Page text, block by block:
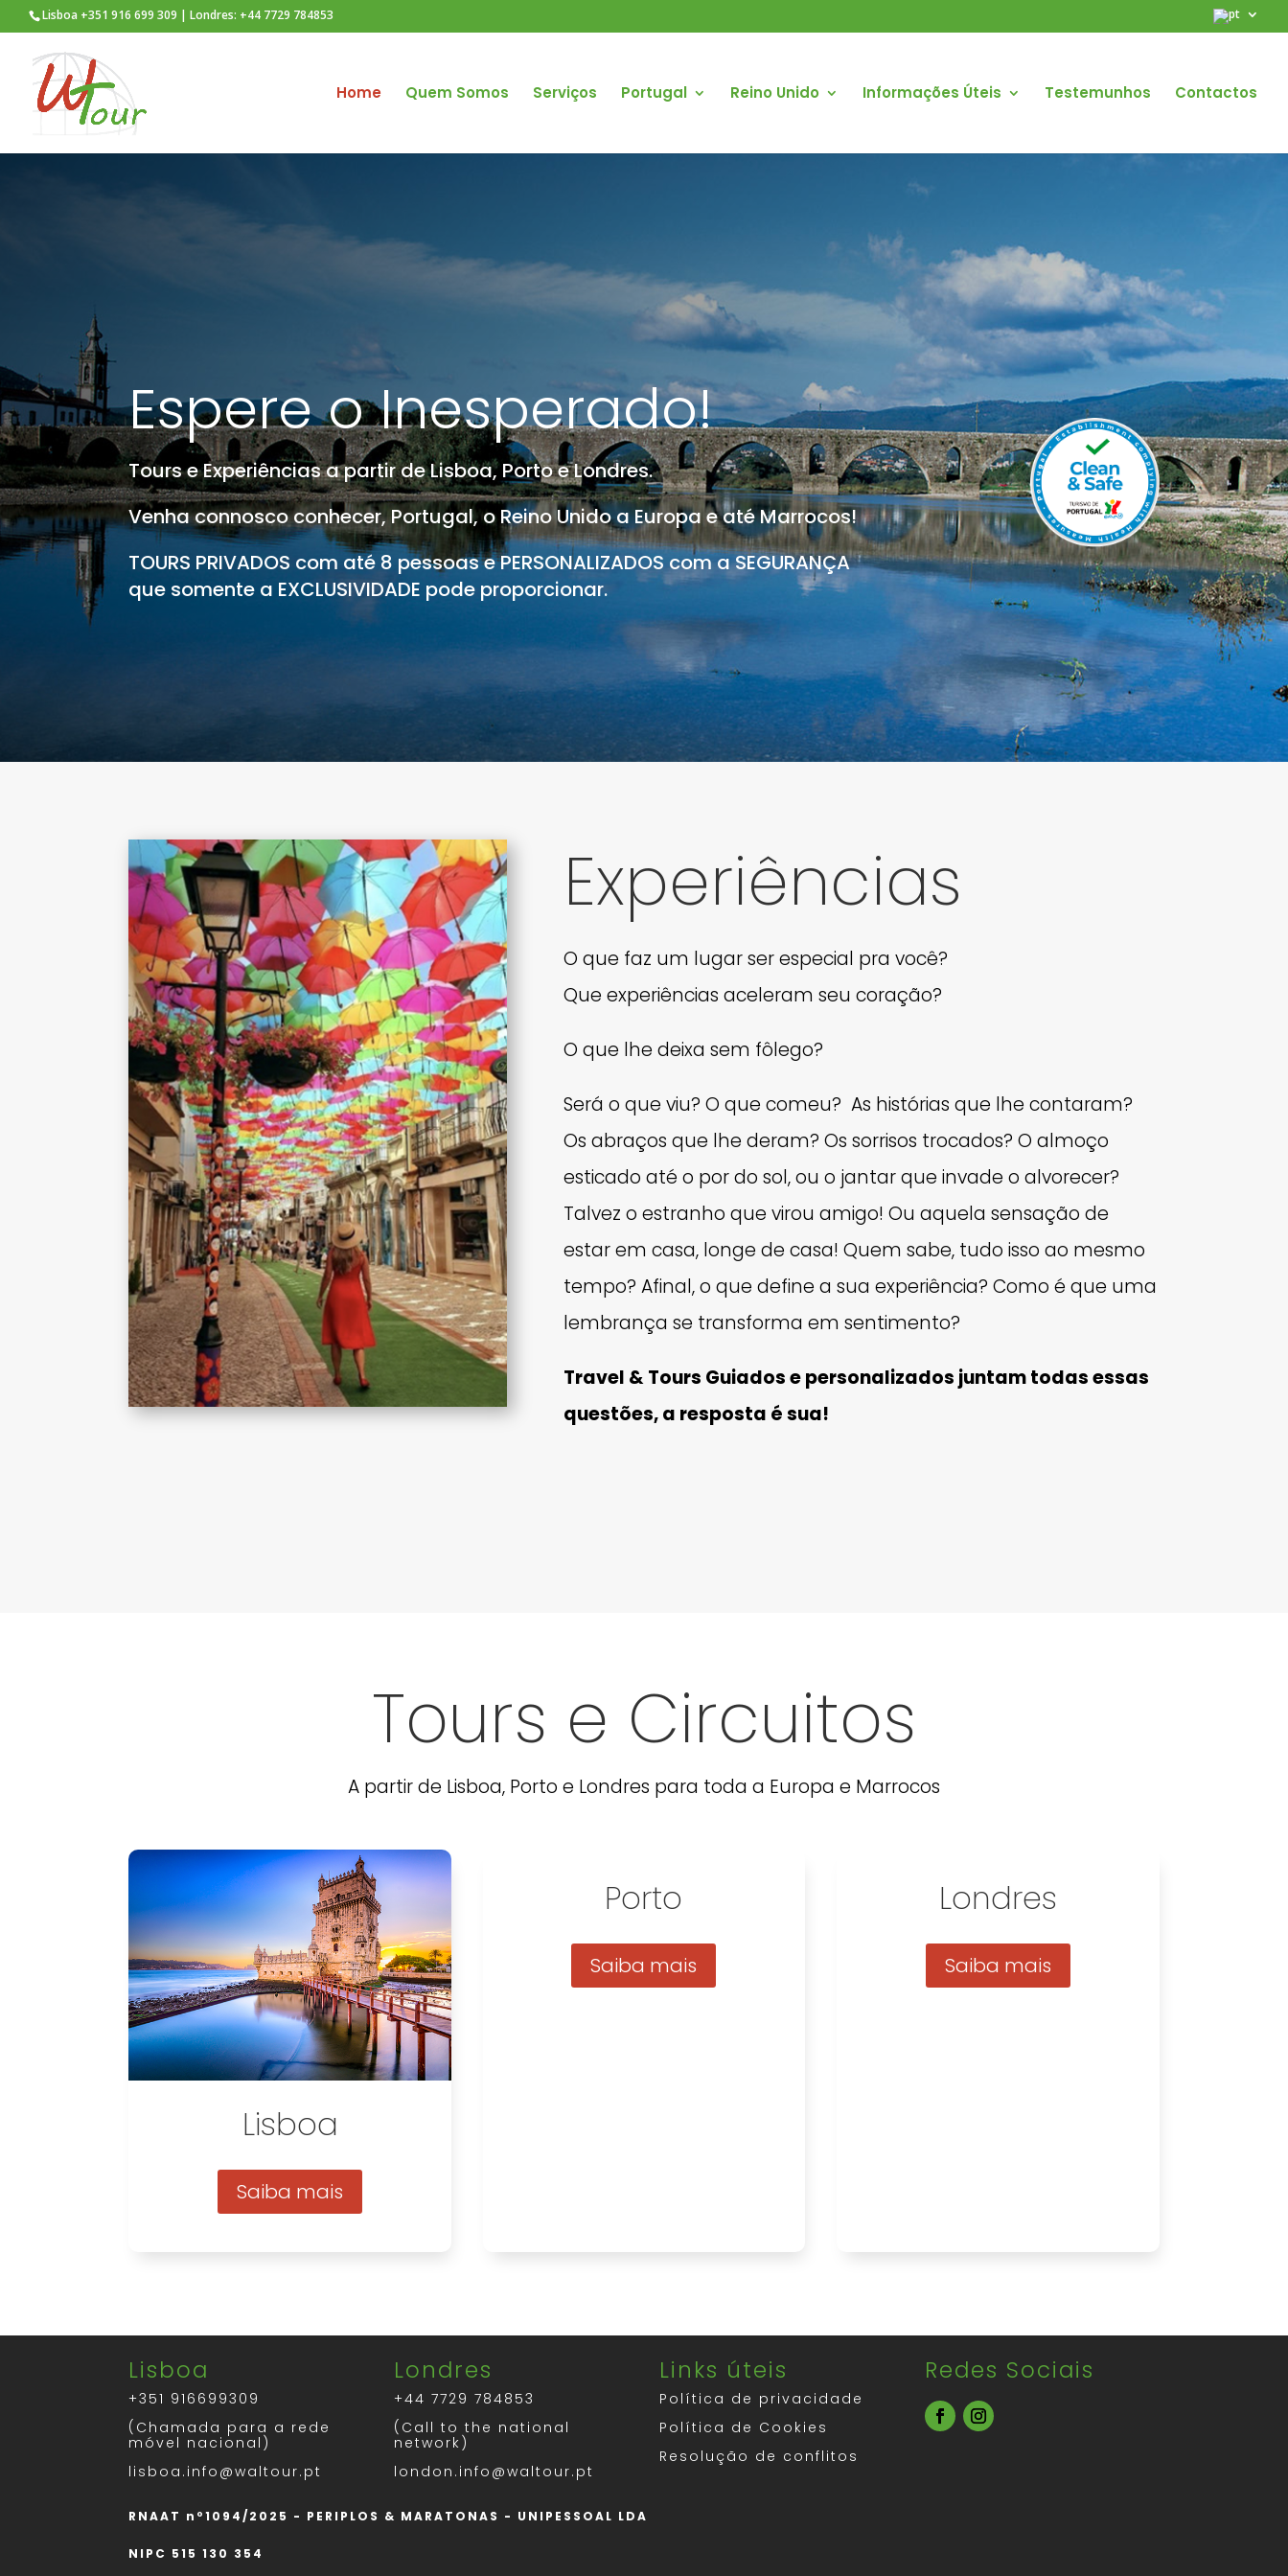
Lisboa +351 916 699 309 | Londres: +44 7729 784853
Home Quem Somos Serviços Portugal Reino Unido Informações Úteis Testemunhos Contactos
Espere o Inesperado!
Tours e Experiências a partir de Lisboa, Porto e Londres.
Venha connosco conhecer, Portugal, o Reino Unido a Europa e até Marrocos!
TOURS PRIVADOS com até 8 pessoas e PERSONALIZADOS com a SEGURANÇA
que somente a EXCLUSIVIDADE pode proporcionar.
Experiências
O que faz um lugar ser especial pra você?
Que experiências aceleram seu coração?
O que lhe deixa sem fôlego?
Será o que viu? O que comeu? As histórias que lhe contaram?
Os abraços que lhe deram? Os sorrisos trocados? O almoço
esticado até o por do sol, ou o jantar que invade o alvorecer?
Talvez o estranho que virou amigo! Ou aquela sensação de
estar em casa, longe de casa! Quem sabe, tudo isso ao mesmo
tempo? Afinal, o que define a sua experiência? Como é que uma
lembrança se transforma em sentimento?
Travel & Tours Guiados e personalizados juntam todas essas
questões, a resposta é sua!
Tours e Circuitos
A partir de Lisboa, Porto e Londres para toda a Europa e Marrocos
Lisboa
Saiba mais
Porto
Saiba mais
Londres
Saiba mais
Lisboa
+351 916699309
(Chamada para a rede
móvel nacional)
lisboa.info@waltour.pt
Londres
+44 7729 784853
(Call to the national
network)
london.info@waltour.pt
Links úteis
Política de privacidade
Política de Cookies
Resolução de conflitos
Redes Sociais
RNAAT nº1094/2025 - PERIPLOS & MARATONAS - UNIPESSOAL LDA
NIPC 515 130 354